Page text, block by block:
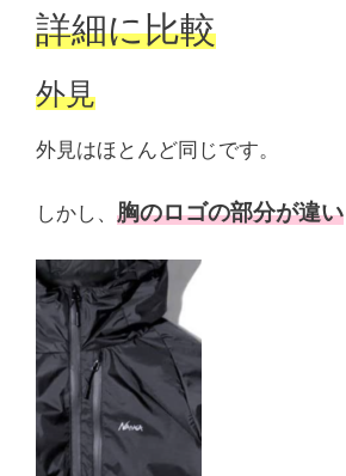
詳細に比較
外見
外見はほとんど同じです。
しかし、 胸のロゴの部分が違い